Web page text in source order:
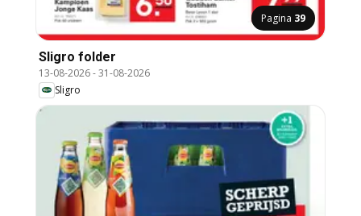
Pagina 39
Sligro folder
13-08-2026-31-08-2026
Sligro